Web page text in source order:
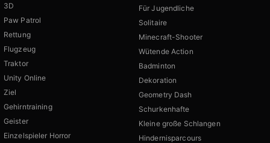
3D
Paw Patrol
Rettung
Flugzeug
Traktor
Unity Online
Ziel
Gehirntraining
Geister
Einzelspieler Horror
Für Jugendliche
Solitaire
Minecraft-Shooter
Wütende Action
Badminton
Dekoration
Geometry Dash
Schurkenhafte
Kleine große Schlangen
Hindernisparcours